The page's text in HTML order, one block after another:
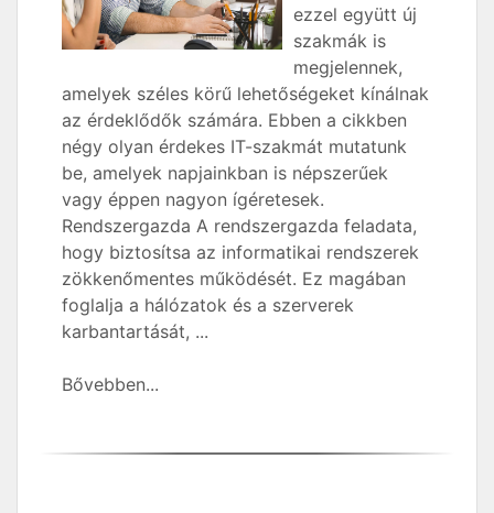
ezzel együtt új
szakmák is
megjelennek,
amelyek széles körű lehetőségeket kínálnak
az érdeklődők számára. Ebben a cikkben
négy olyan érdekes IT-szakmát mutatunk
be, amelyek napjainkban is népszerűek
vagy éppen nagyon ígéretesek.
Rendszergazda A rendszergazda feladata,
hogy biztosítsa az informatikai rendszerek
zökkenőmentes működését. Ez magában
foglalja a hálózatok és a szerverek
karbantartását, ...
Bővebben...